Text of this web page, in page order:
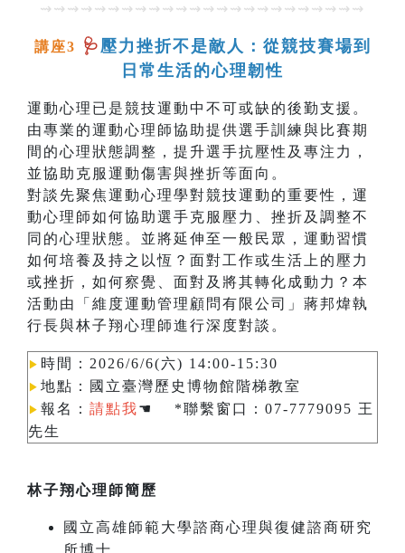
⇝⇝⇝⇝⇝⇝⇝⇝⇝⇝⇝⇝⇝⇝⇝⇝⇝⇝⇝⇝⇝⇝⇝⇝
講座3 🩺壓力挫折不是敵人：從競技賽場到
日常生活的心理韌性
運動心理已是競技運動中不可或缺的後勤支援。
由專業的運動心理師協助提供選手訓練與比賽期
間的心理狀態調整，提升選手抗壓性及專注力，
並協助克服運動傷害與挫折等面向。
對談先聚焦運動心理學對競技運動的重要性，運
動心理師如何協助選手克服壓力、挫折及調整不
同的心理狀態。並將延伸至一般民眾，運動習慣
如何培養及持之以恆？面對工作或生活上的壓力
或挫折，如何察覺、面對及將其轉化成動力？本
活動由「維度運動管理顧問有限公司」蔣邦煒執
行長與林子翔心理師進行深度對談。
▶︎ 時間：2026/6/6(六) 14:00-15:30
▶︎ 地點：國立臺灣歷史博物館階梯教室
▶︎ 報名： 請點我☚ *聯繫窗口：07-7779095 王
先生
林子翔心理師簡歷
國立高雄師範大學諮商心理與復健諮商研究